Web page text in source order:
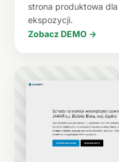
strona produktowa
ekspozycji.
Zobacz DEMO →